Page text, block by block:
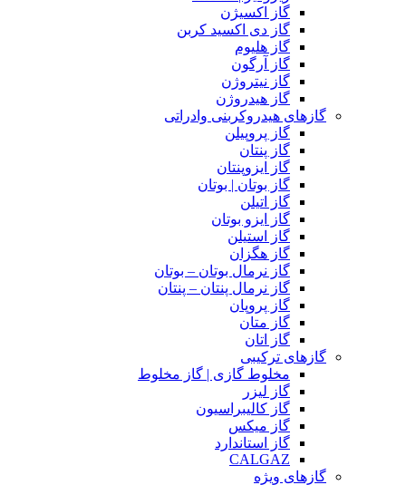
گاز اکسیژن
گاز دی اکسید کربن
گاز هلیوم
گاز آرگون
گاز نیتروژن
گاز هیدروژن
گازهای هیدروکربنی وادراتی
گاز پروپیلن
گاز پنتان
گاز ایزوپنتان
گاز بوتان | بوتان
گاز اتیلن
گاز ایزو بوتان
گاز استیلن
گاز هگزان
گاز نرمال بوتان – بوتان
گاز نرمال پنتان – پنتان
گاز پروپان
گاز متان
گاز اتان
گازهای ترکیبی
مخلوط گازی | گاز مخلوط
گاز لیزر
گاز کالیبراسیون
گاز میکس
گاز استاندارد
CALGAZ
گازهای ویژه